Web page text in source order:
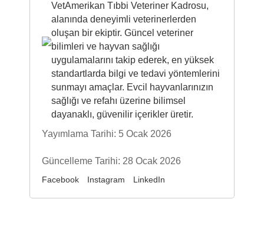
VetAmerikan Tıbbi Veteriner Kadrosu,
alanında deneyimli veterinerlerden
oluşan bir ekiptir. Güncel veteriner
bilimleri ve hayvan sağlığı
uygulamalarını takip ederek, en yüksek
standartlarda bilgi ve tedavi yöntemlerini
sunmayı amaçlar. Evcil hayvanlarınızın
sağlığı ve refahı üzerine bilimsel
dayanaklı, güvenilir içerikler üretir.
Yayımlama Tarihi: 5 Ocak 2026
Güncelleme Tarihi: 28 Ocak 2026
Facebook Instagram LinkedIn